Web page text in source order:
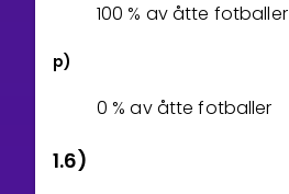
100 % av åtte fotballer
p)
0 % av åtte fotballer
1.6)